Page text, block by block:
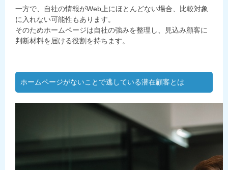
一方で、自社の情報がWeb上にほとんどない場合、比較対象
に入れない可能性もあります。
そのためホームページは自社の強みを整理し、見込み顧客に
判断材料を届ける役割を持ちます。
ホームページがないことで逃している潜在顧客とは